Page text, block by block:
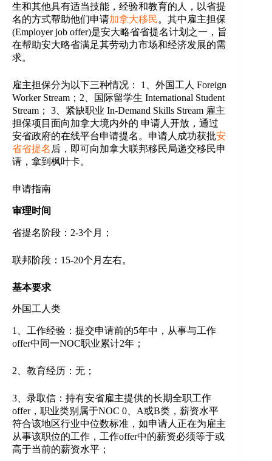
生和其他具有适当技能，经验和教育的人，以省提
名的方式帮助他们申请加拿大移民。其中雇主担保
(Employer job offer)是安大略省省提名计划之一，旨
在帮助安大略省满足其劳动力市场和经济发展的需
求。
雇主担保分为以下三种情况： 1、外国工人 Foreign
Worker Stream；2、国际留学生 International Student
Stream； 3、紧缺职业 In-Demand Skills Stream 雇主
担保项目面向加拿大境内外的 申请人开放，通过
安省政府的在线平台申请提名。申请人成功获批安
省省提名 后，即可向加拿大联邦移民局递交移民申
请，拿到枫叶卡。
申请指南
审理时间
省提名阶段：2-3个月；
联邦阶段：15-20个月左右。
基本要求
外国工人类
1、工作经验：提交申请前的5年中，从事与工作
offer中同一NOC职业累计2年；
2、教育经历：无；
3、录取信：持有安省雇主提供的长期全职工作
offer，职业类别属于NOC 0、A或B类，薪资水平
符合该地区行业中位数标准，如申请人正在为雇主
从事该职位的工作，工作offer中的薪资必须等于或
高于当前的薪资水平；